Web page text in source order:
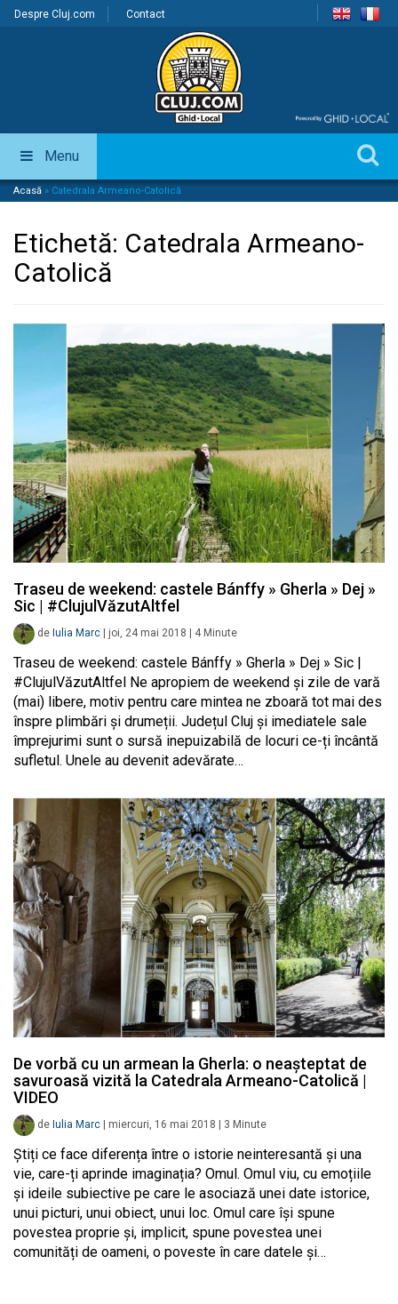
Despre Cluj.com Contact
Menu
Acasă » Catedrala Armeano-Catolică
Etichetă: Catedrala Armeano-
Catolică
Traseu de weekend: castele Bánffy » Gherla » Dej »
Sic | #ClujulVăzutAltfel
de Iulia Marc joi, 24 mai 2018 4 Minute
Traseu de weekend: castele Bánffy » Gherla » Dej » Sic |
#ClujulVăzutAltfel Ne apropiem de weekend și zile de vară
(mai) libere, motiv pentru care mintea ne zboară tot mai des
înspre plimbări și drumeții. Județul Cluj și imediatele sale
împrejurimi sunt o sursă inepuizabilă de locuri ce-ți încântă
sufletul. Unele au devenit adevărate…
De vorbă cu un armean la Gherla: o neașteptat de
savuroasă vizită la Catedrala Armeano-Catolică |
VIDEO
de Iulia Marc miercuri, 16 mai 2018 3 Minute
Știți ce face diferența între o istorie neinteresantă și una
vie, care-ți aprinde imaginația? Omul. Omul viu, cu emoțiile
și ideile subiective pe care le asociază unei date istorice,
unui picturi, unui obiect, unui loc. Omul care își spune
povestea proprie și, implicit, spune povestea unei
comunități de oameni, o poveste în care datele și…